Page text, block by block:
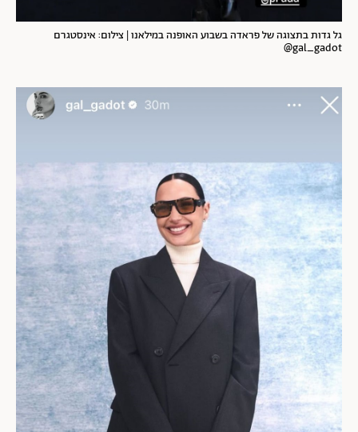
גל גדות בתצוגה של פראדה בשבוע האופנה במילאנו | צילום: אינסטגרם
gal_gadot@